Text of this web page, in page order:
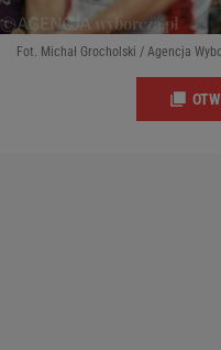
Fot. Michał Grocholski / Agencja